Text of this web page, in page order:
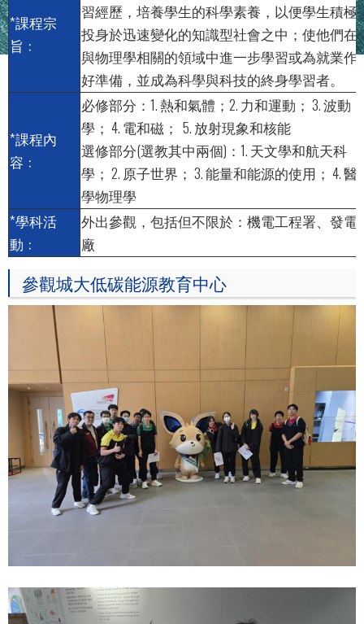
*課程宗
旨﹕
習經歷，培養學生的科學素養，以便學生積極
投身於迅速變化的知識型社會之中；使他們在
與物理學相關的領域中進一步學習或為就業作
好準備，並成為科學與科技的終身學習者。
*課程內
容﹕
必修部分：1. 熱和氣體；2. 力和運動； 3. 波動
學； 4. 電和磁； 5. 放射現象和核能
選修部分(選教其中兩個)：1. 天文學和航天科
學； 2. 原子世界； 3. 能量和能源的使用； 4. 醫
學物理學
*學科活
動﹕
外出參觀，包括但不限於：機電工程署、發電
廠
參觀城大低碳能源教育中心